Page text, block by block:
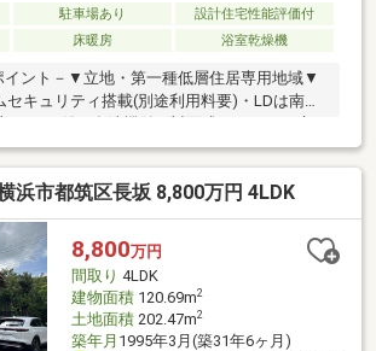
駐車場あり
設計住宅性能評価付
床暖房 浴室乾燥機
イント－▼立地・第一種低層住居専用地域▼
セキュリティ搭載(別途利用料要)・LDは南東
室LED照明・収納付・南東向きバルコニー
坪、駐車場有(車種による)▼設備・太陽光発
・浴室乾燥機・エアコン(LDK・寝室)・電
ント・複層ガラス※容積率は角地緩和10%を
い探しをお手伝いします ━━━━━・・・物
気軽にお問い合わせください。
浜市都筑区長坂 8,800万円 4LDK
8,800万円
間取り 4LDK
建物面積120.69m2
土地面積202.47m2
築年月 1995年3月(築31年6ヶ月)